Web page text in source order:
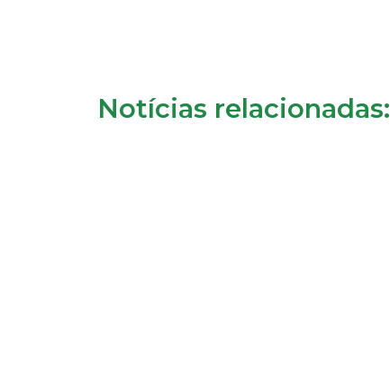
Notícias relacionadas: